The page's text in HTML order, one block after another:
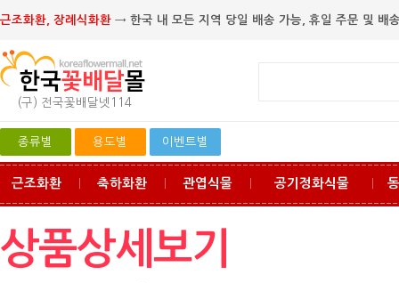
근조화환, 장례식화환 → 한국 내 모든 지역 당일 배송 가능, 휴일 주문 및 배
(구) 전국꽃배달넷114
종류별 용도별 이벤트별
근조화환 축하화환 관엽식물 공기정화식물
상품상세보기